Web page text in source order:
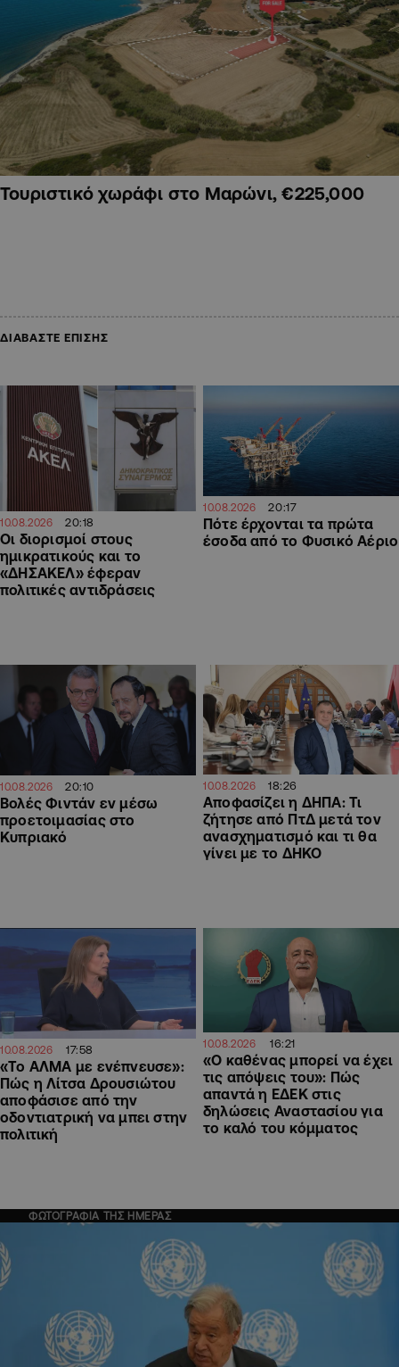
Τουριστικό χωράφι στο Μαρώνι, €225,000
ΔΙΑΒΑΣΤΕ ΕΠΙΣΗΣ
10.08.2026 20:18
Οι διορισμοί στους
ημικρατικούς και το
«ΔΗΣΑΚΕΛ» έφεραν
πολιτικές αντιδράσεις
10.08.2026 20:17
Πότε έρχονται τα πρώτα
έσοδα από το Φυσικό Αέριο
10.08.2026 20:10
Βολές Φιντάν εν μέσω
προετοιμασίας στο
Κυπριακό
10.08.2026 18:26
Αποφασίζει η ΔΗΠΑ: Τι
ζήτησε από ΠτΔ μετά τον
ανασχηματισμό και τι θα
γίνει με το ΔΗΚΟ
10.08.2026 17:58
«Το ΑΛΜΑ με ενέπνευσε»:
Πώς η Λίτσα Δρουσιώτου
αποφάσισε από την
οδοντιατρική να μπει στην
πολιτική
10.08.2026 16:21
«Ο καθένας μπορεί να έχει
τις απόψεις του»: Πώς
απαντά η ΕΔΕΚ στις
δηλώσεις Αναστασίου για
το καλό του κόμματος
ΦΩΤΟΓΡΑΦΙΑ ΤΗΣ ΗΜΕΡΑΣ